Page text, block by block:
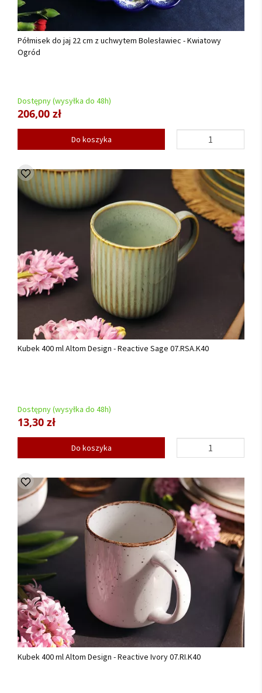
Półmisek do jaj 22 cm z uchwytem Bolesławiec - Kwiatowy
Ogród
Dostępny (wysyłka do 48h)
206,00 zł
Do koszyka
Kubek 400 ml Altom Design - Reactive Sage 07.RSA.K40
Dostępny (wysyłka do 48h)
13,30 zł
Do koszyka
Kubek 400 ml Altom Design - Reactive Ivory 07.RI.K40